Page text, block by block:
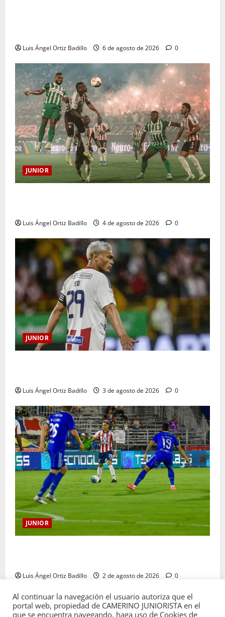
Luis Ángel Ortiz Badillo 6 de agosto de 2026 0
JUNIOR
Luis Ángel Ortiz Badillo 4 de agosto de 2026 0
JUNIOR
Luis Ángel Ortiz Badillo 3 de agosto de 2026 0
JUNIOR
Luis Ángel Ortiz Badillo 2 de agosto de 2026 0
Al continuar la navegación el usuario autoriza que el
portal web, propiedad de CAMERINO JUNIORISTA en el
que se encuentra navegando, haga uso de Cookies de